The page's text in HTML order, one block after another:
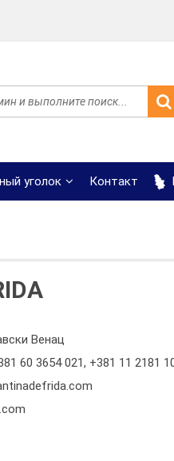
уголок Контакт
Венац
60 3654 021, +381 11 2181